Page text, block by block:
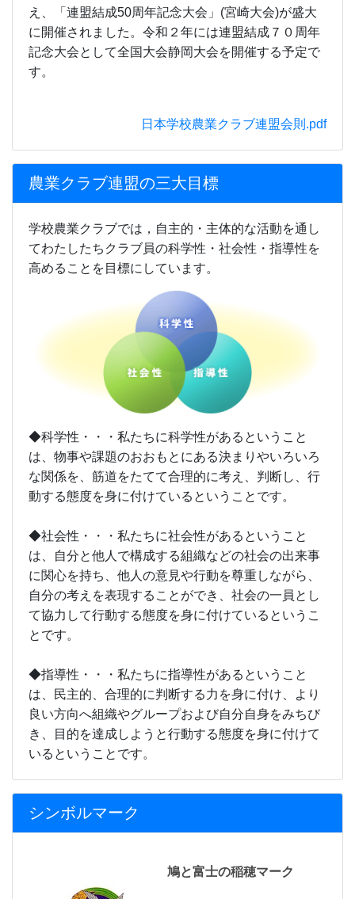
え、「連盟結成50周年記念大会」(宮崎大会)が盛大
に開催されました。令和２年には連盟結成７０周年
記念大会として全国大会静岡大会を開催する予定で
す。
日本学校農業クラブ連盟会則.pdf
農業クラブ連盟の三大目標
学校農業クラブでは，自主的・主体的な活動を通し
てわたしたちクラブ員の科学性・社会性・指導性を
高めることを目標にしています。
◆科学性・・・私たちに科学性があるということ
は、物事や課題のおおもとにある決まりやいろいろ
な関係を、筋道をたてて合理的に考え、判断し、行
動する態度を身に付けているということです。
◆社会性・・・私たちに社会性があるということ
は、自分と他人で構成する組織などの社会の出来事
に関心を持ち、他人の意見や行動を尊重しながら、
自分の考えを表現することができ、社会の一員とし
て協力して行動する態度を身に付けているというこ
とです。
◆指導性・・・私たちに指導性があるということ
は、民主的、合理的に判断する力を身に付け、より
良い方向へ組織やグループおよび自分自身をみちび
き、目的を達成しようと行動する態度を身に付けて
いるということです。
シンボルマーク
鳩と富士の稲穂マーク